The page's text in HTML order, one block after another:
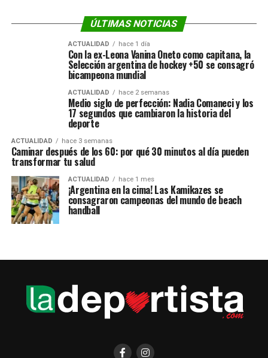
ÚLTIMAS NOTICIAS
ACTUALIDAD hace 1 día
Con la ex-Leona Vanina Oneto como capitana, la
Selección argentina de hockey +50 se consagró
bicampeona mundial
ACTUALIDAD hace 2 semanas
Medio siglo de perfección: Nadia Comaneci y los
17 segundos que cambiaron la historia del
deporte
ACTUALIDAD hace 3 semanas
Caminar después de los 60: por qué 30 minutos al día pueden
transformar tu salud
ACTUALIDAD hace 1 mes
¡Argentina en la cima! Las Kamikazes se
consagraron campeonas del mundo de beach
handball